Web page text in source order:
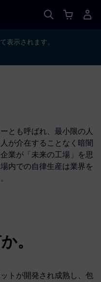
表示されます。
とも呼ばれ、最小限の人
が介在することなく暗闇
業が「未来の工場」を思
内での自律生産は業界を
。
トが開発され成熟し、包